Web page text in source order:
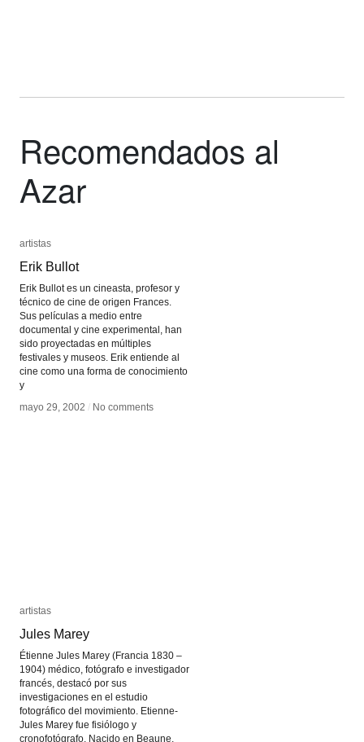
Recomendados al
Azar
artistas
Erik Bullot
Erik Bullot es un cineasta, profesor y
técnico de cine de origen Frances.
Sus películas a medio entre
documental y cine experimental, han
sido proyectadas en múltiples
festivales y museos. Erik entiende al
cine como una forma de conocimiento
y
mayo 29, 2002 / No comments
artistas
Erik Bullot
mayo 29, 2002 / No comments
artistas
Jules Marey
Étienne Jules Marey (Francia 1830 –
1904) médico, fotógrafo e investigador
francés, destacó por sus
investigaciones en el estudio
fotográfico del movimiento. Etienne-
Jules Marey fue fisiólogo y
cronofotógrafo. Nacido en Beaune,
artistas
Jules Marey